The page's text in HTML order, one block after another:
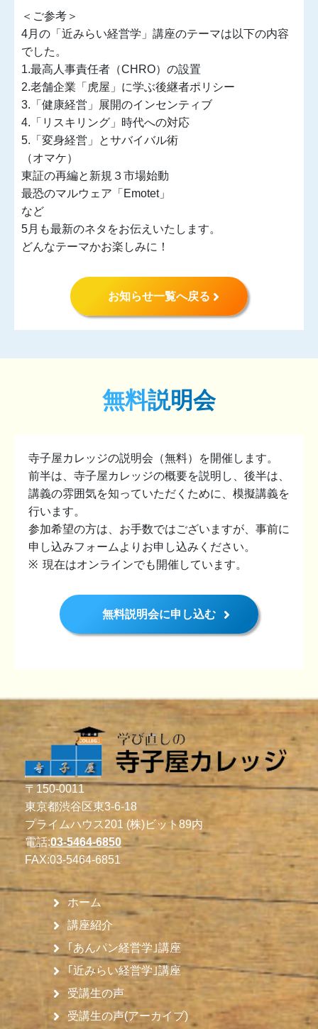
＜ご参考＞
4月の「近みらい経営学」講座のテーマは以下の内容
でした。
1.最高人事責任者（CHRO）の設置
2.老舗企業「虎屋」に学ぶ後継者ポリシー
3.「健康経営」展開のインセンティブ
4.「リスキリング」時代への対応
5.「変身経営」とサバイバル術
（オマケ）
東証の再編と新規３市場始動
最恐のマルウェア「Emotet」
など
5月も最新のネタをお伝えいたします。
どんなテーマかお楽しみに！
お知らせ一覧へ戻る
無料説明会
寺子屋カレッジの説明会（無料）を開催します。
前半は、寺子屋カレッジの概要を説明し、後半は、
講義の雰囲気を知っていただくために、模擬講義を
行います。
参加希望の方は、お手数ではございますが、事前に
申し込みフォームよりお申し込みください。
現在はオンラインでも開催しています。
無料説明会に申し込む
〒150-0011
東京都渋谷区東3-6-18
プライムハウス201 (株)ビット89内
電話:03-5464-6850
FAX:03-5464-6851
ホーム
講座紹介
｢あんパン経営学｣講座
｢近みらい経営学｣講座
受講生の声
受講生の声(アーカイブ)